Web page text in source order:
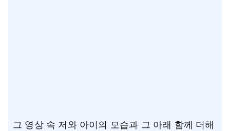
그 영상 속 저와 아이의 모습과 그 아래 함께 더해